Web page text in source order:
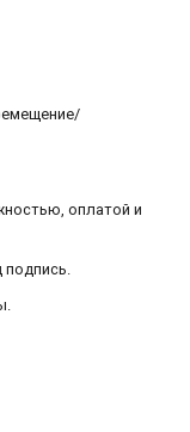
оплатой и
подпись.